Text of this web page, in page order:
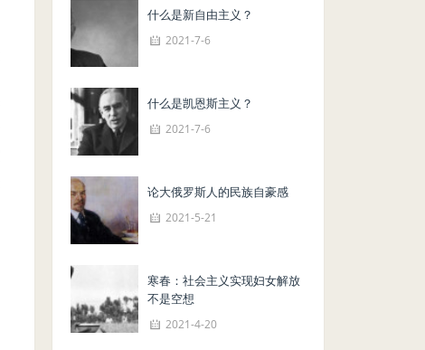
什么是新自由主义？
2021-7-6
什么是凯恩斯主义？
2021-7-6
论大俄罗斯人的民族自豪感
2021-5-21
寒春：社会主义实现妇女解放
不是空想
2021-4-20